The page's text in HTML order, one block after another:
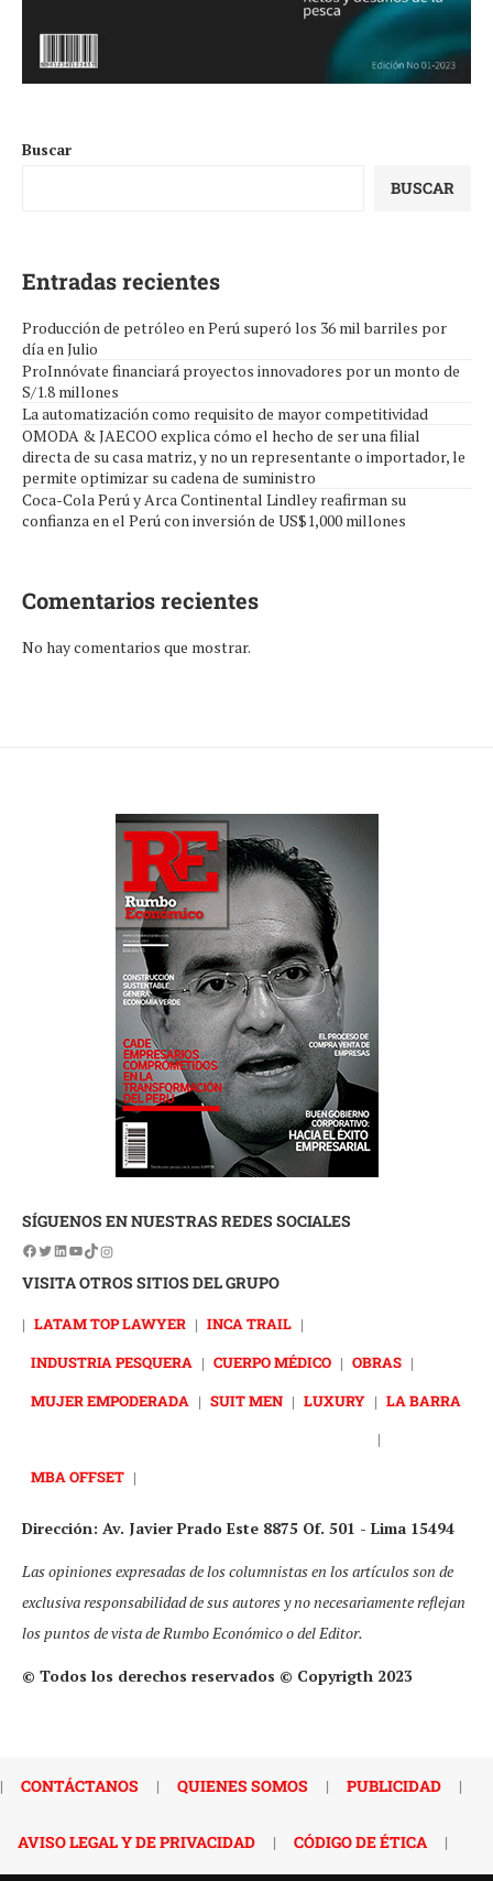
Buscar
BUSCAR
Entradas recientes
Producción de petróleo en Perú superó los 36 mil barriles por
día en Julio
ProInnóvate financiará proyectos innovadores por un monto de
S/1.8 millones
La automatización como requisito de mayor competitividad
OMODA & JAECOO explica cómo el hecho de ser una filial
directa de su casa matriz, y no un representante o importador, le
permite optimizar su cadena de suministro
Coca-Cola Perú y Arca Continental Lindley reafirman su
confianza en el Perú con inversión de US$1,000 millones
Comentarios recientes
No hay comentarios que mostrar.
SÍGUENOS EN NUESTRAS REDES SOCIALES
VISITA OTROS SITIOS DEL GRUPO
| LATAM TOP LAWYER | INCA TRAIL |
INDUSTRIA PESQUERA | CUERPO MÉDICO | OBRAS |
MUJER EMPODERADA | SUIT MEN | LUXURY | LA BARRA
|
MBA OFFSET |
Dirección: Av. Javier Prado Este 8875 Of. 501 - Lima 15494
Las opiniones expresadas de los columnistas en los artículos son de
exclusiva responsabilidad de sus autores y no necesariamente reflejan
los puntos de vista de Rumbo Económico o del Editor.
© Todos los derechos reservados © Copyrigth 2023
| CONTÁCTANOS | QUIENES SOMOS | PUBLICIDAD |
AVISO LEGAL Y DE PRIVACIDAD | CÓDIGO DE ÉTICA |